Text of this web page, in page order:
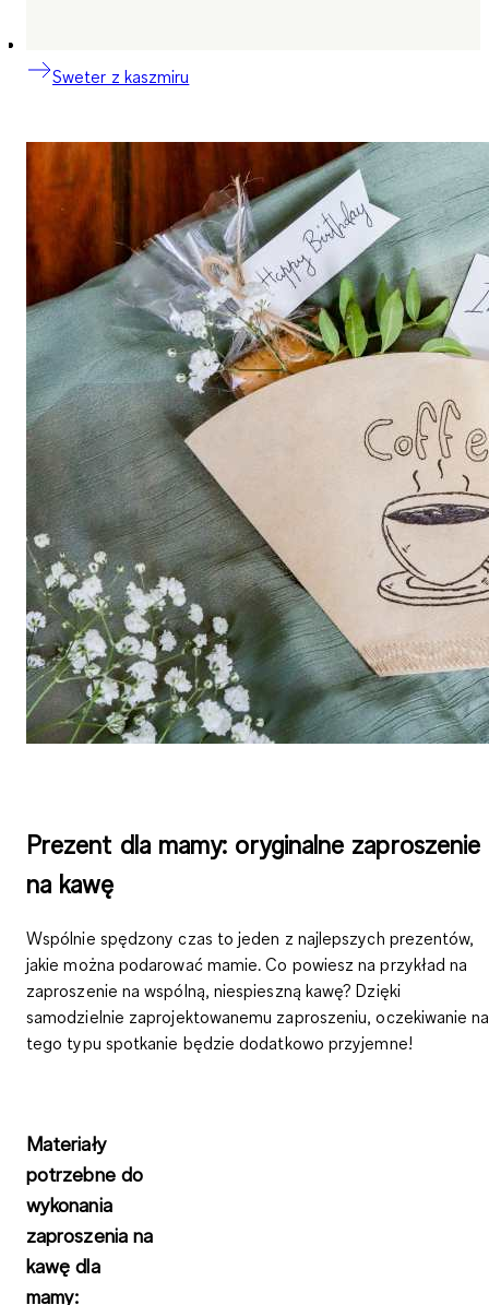
Sweter z kaszmiru
Prezent dla mamy: oryginalne zaproszenie
na kawę
Wspólnie spędzony czas to jeden z najlepszych prezentów,
jakie można podarować mamie. Co powiesz na przykład na
zaproszenie na wspólną, niespieszną kawę? Dzięki
samodzielnie zaprojektowanemu zaproszeniu, oczekiwanie na
tego typu spotkanie będzie dodatkowo przyjemne!
Materiały
potrzebne do
wykonania
zaproszenia na
kawę dla
mamy: